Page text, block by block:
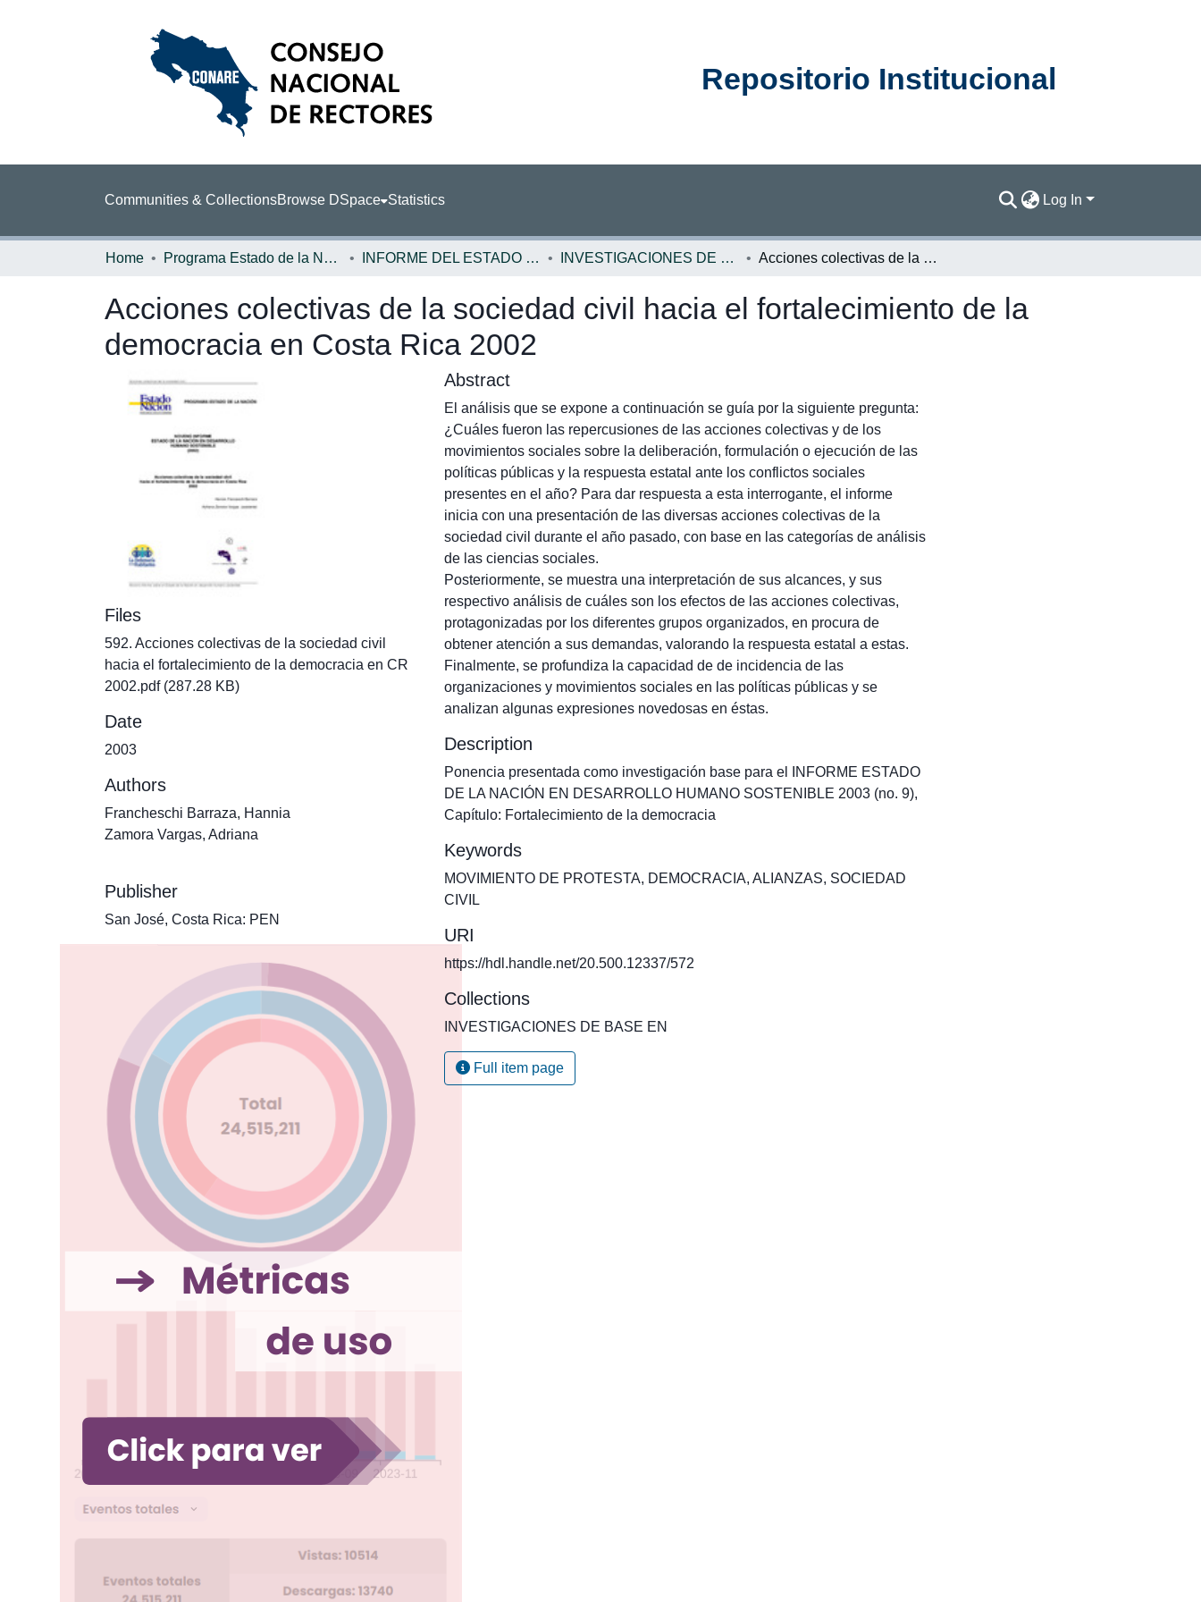
Repositorio Institucional
Communities & CollectionsBrowse DSpace Statistics Log In
Home Programa Estado de la Nación (PEN) INFORME DEL ESTADO DE LA NACION INVESTIGACIONES DE BASE EN Acciones colectivas de la sociedad civil hacia el fortalecimiento de la democracia en Costa Rica 2002
Acciones colectivas de la sociedad civil hacia el fortalecimiento de la
democracia en Costa Rica 2002
Files
592. Acciones colectivas de la sociedad civil
hacia el fortalecimiento de la democracia en CR
2002.pdf(287.28 KB)
Date
2003
Authors
Francheschi Barraza, Hannia
Zamora Vargas, Adriana
Publisher
San José, Costa Rica: PEN
Abstract
El análisis que se expone a continuación se guía por la siguiente pregunta:
¿Cuáles fueron las repercusiones de las acciones colectivas y de los
movimientos sociales sobre la deliberación, formulación o ejecución de las
políticas públicas y la respuesta estatal ante los conflictos sociales
presentes en el año? Para dar respuesta a esta interrogante, el informe
inicia con una presentación de las diversas acciones colectivas de la
sociedad civil durante el año pasado, con base en las categorías de análisis
de las ciencias sociales.
Posteriormente, se muestra una interpretación de sus alcances, y sus
respectivo análisis de cuáles son los efectos de las acciones colectivas,
protagonizadas por los diferentes grupos organizados, en procura de
obtener atención a sus demandas, valorando la respuesta estatal a estas.
Finalmente, se profundiza la capacidad de de incidencia de las
organizaciones y movimientos sociales en las políticas públicas y se
analizan algunas expresiones novedosas en éstas.
Description
Ponencia presentada como investigación base para el INFORME ESTADO
DE LA NACIÓN EN DESARROLLO HUMANO SOSTENIBLE 2003 (no. 9),
Capítulo: Fortalecimiento de la democracia
Keywords
MOVIMIENTO DE PROTESTA, DEMOCRACIA, ALIANZAS, SOCIEDAD
CIVIL
URI
https://hdl.handle.net/20.500.12337/572
Collections
INVESTIGACIONES DE BASE EN
Full item page